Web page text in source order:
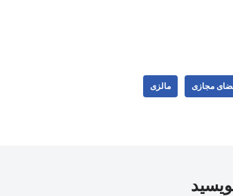
مجازی مالزی